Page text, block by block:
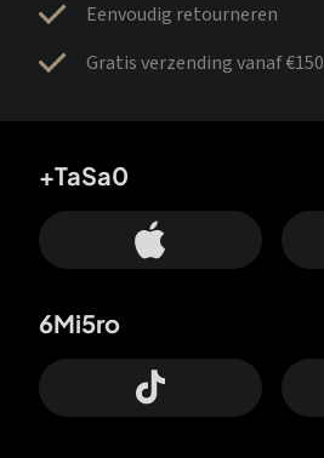
Eenvoudig retourneren
Gratis verzending vanaf €150
+TaSa0
6Mi5ro